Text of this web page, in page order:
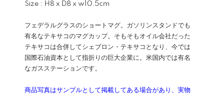
Size : H8 x D8 x w10.5cm
フェデラルグラスのショートマグ。ガソリンスタンドでも
有名なテキサコのマグカップ。そもそもオイル会社だった
テキサコは合併してシェブロン・テキサコとなり、今では
国際石油資本として指折りの巨大企業に。米国内では有名
なガスステーションです。
商品写真はサンプルとして掲載してある場合があり、実物